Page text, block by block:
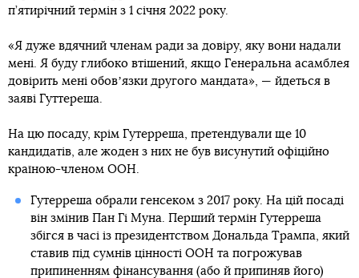
п’ятирічний термін з 1 січня 2022 року.
«Я дуже вдячний членам ради за довіру, яку вони надали
мені. Я буду глибоко втішений, якщо Генеральна асамблея
довірить мені обовʼязки другого мандата», — йдеться в
заяві Гуттереша.
На цю посаду, крім Гутерреша, претендували ще 10
кандидатів, але жоден з них не був висунутий офіційно
країною-членом ООН.
Гутерреша обрали генсеком з 2017 року. На цій посаді
він змінив Пан Гі Муна. Перший термін Гутерреша
збігся в часі із президентством Дональда Трампа, який
ставив під сумнів цінності ООН та погрожував
припиненням фінансування (або й припиняв його)